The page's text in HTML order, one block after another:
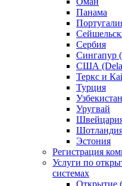
Панама
Сербия
Сингапур
США
Теркс и
Турция
Узбекистан
Уругвай
Эстония
Регистрация
Услуги по
системах
Открытие